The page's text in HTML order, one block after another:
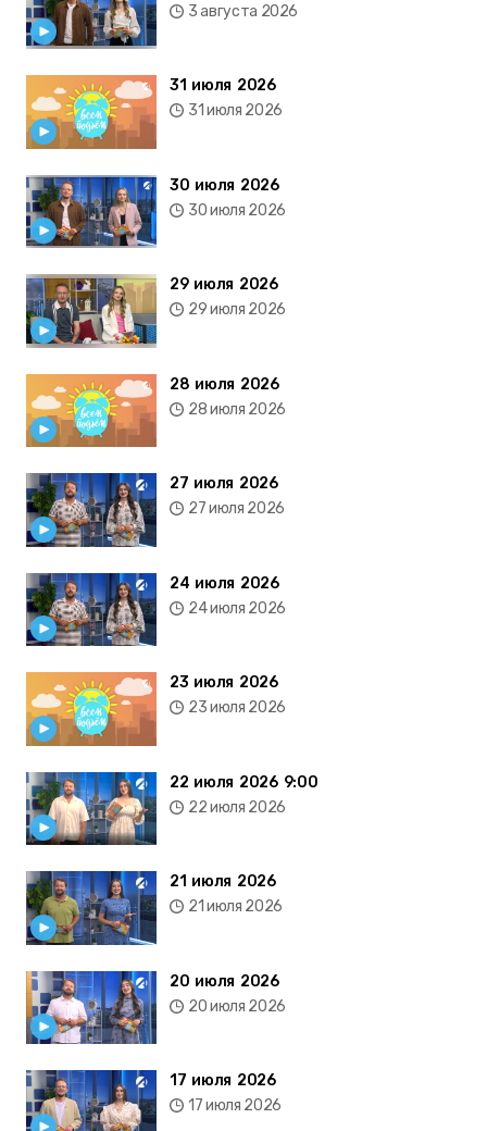
3 августа 2026
31 июля 2026
31 июля 2026
30 июля 2026
30 июля 2026
29 июля 2026
29 июля 2026
28 июля 2026
28 июля 2026
27 июля 2026
27 июля 2026
24 июля 2026
24 июля 2026
23 июля 2026
23 июля 2026
22 июля 2026 9:00
22 июля 2026
21 июля 2026
21 июля 2026
20 июля 2026
20 июля 2026
17 июля 2026
17 июля 2026